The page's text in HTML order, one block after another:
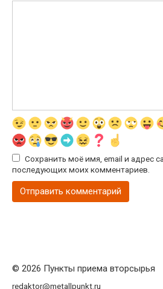
Сохранить моё имя, email и адрес
последующих моих комментариев.
© 2026 Пункты приема вторсырья
redaktor@metallpunkt.ru